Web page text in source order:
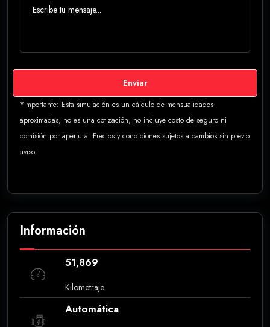
Enviar
*Importante: Esta simulación es un cálculo de mensualidades
aproximadas, no es una cotización, no incluye costo de seguro ni
comisión por apertura. Precios y condiciones sujetos a cambios sin previo
aviso.
Información
51,869
Kilometraje
Automática